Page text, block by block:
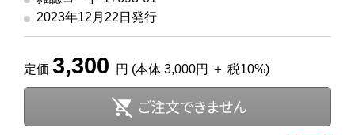
2023年12月22日発行
定価 3,300 円 (本体 3,000円 ＋ 税10%)